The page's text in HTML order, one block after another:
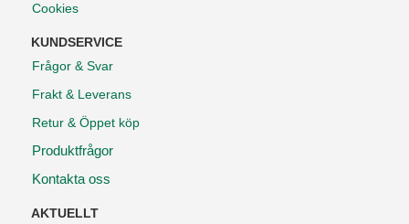
Cookies
KUNDSERVICE
Frågor & Svar
Frakt & Leverans
Retur & Öppet köp
Produktfrågor
Kontakta oss
AKTUELLT